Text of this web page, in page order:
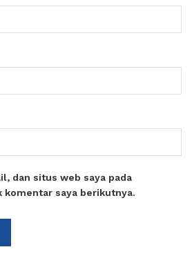
dan situs web saya pada
komentar saya berikutnya.